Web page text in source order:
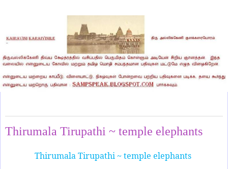
Thirumala Tirupathi ~ temple elephants
Thirumala Tirupathi ~ temple elephants